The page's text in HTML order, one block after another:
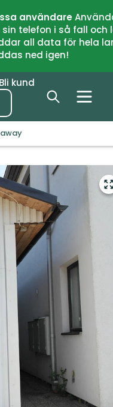
användare
telefon i så fall
all data för
ned igen!
Bli kund
till